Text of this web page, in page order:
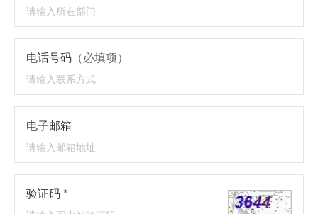
电话号码 （必填项）
电子邮箱
验证码 *